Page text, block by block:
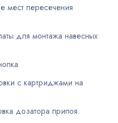
мест пересечения
для монтажа навесных
с картриджами на
дозатора припоя.